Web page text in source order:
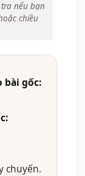
nếu bạn
chiều
bài gốc:
chuyến.